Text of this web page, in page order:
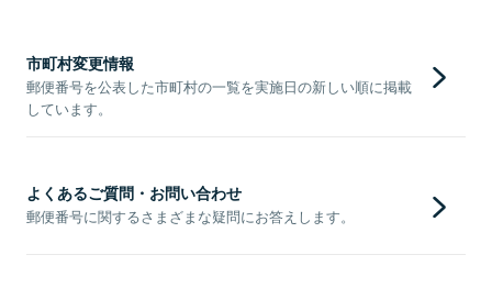
市町村変更情報
郵便番号を公表した市町村の一覧を実施日の新しい順に掲載
しています。
よくあるご質問・お問い合わせ
郵便番号に関するさまざまな疑問にお答えします。